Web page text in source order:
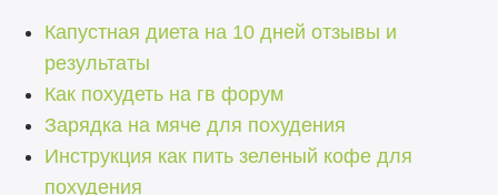
Капустная диета на 10 дней отзывы и
результаты
Как похудеть на гв форум
Зарядка на мяче для похудения
Инструкция как пить зеленый кофе для
похудения